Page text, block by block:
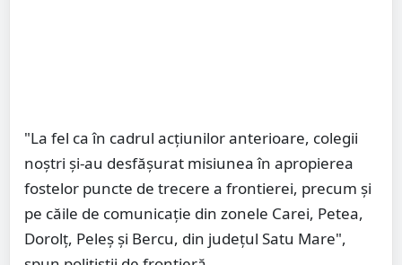
"La fel ca în cadrul acțiunilor anterioare, colegii
noștri și-au desfășurat misiunea în apropierea
fostelor puncte de trecere a frontierei, precum și
pe căile de comunicație din zonele Carei, Petea,
Dorolț, Peleș și Bercu, din județul Satu Mare",